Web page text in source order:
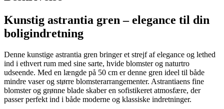
Kunstig astrantia gren – elegance til din
boligindretning
Denne kunstige astrantia gren bringer et strejf af elegance og lethed
ind i ethvert rum med sine sarte, hvide blomster og naturtro
udseende. Med en længde på 50 cm er denne gren ideel til både
mindre vaser og større blomsterarrangementer. Astrantiaens fine
blomster og grønne blade skaber en sofistikeret atmosfære, der
passer perfekt ind i både moderne og klassiske indretninger.